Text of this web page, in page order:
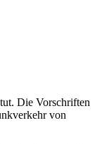
Die Vorschriften
von